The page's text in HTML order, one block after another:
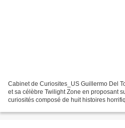
Cabinet de Curiosites_US Guillermo Del
et sa célèbre Twilight Zone en proposant
curiosités composé de huit histoires